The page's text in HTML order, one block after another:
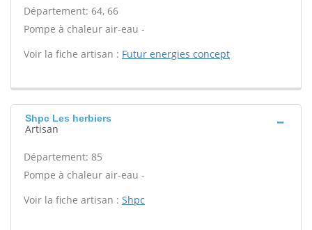
Département: 64, 66
Pompe à chaleur air-eau -
Voir la fiche artisan : Futur energies concept
Shpc Les herbiers
Artisan
Département: 85
Pompe à chaleur air-eau -
Voir la fiche artisan : Shpc